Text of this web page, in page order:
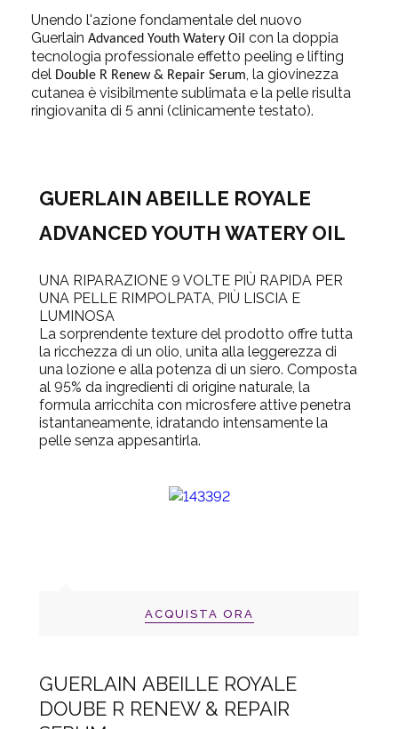
Unendo l'azione fondamentale del nuovo
Guerlain Advanced Youth Watery Oil con la doppia
tecnologia professionale effetto peeling e lifting
del Double R Renew & Repair Serum, la giovinezza
cutanea è visibilmente sublimata e la pelle risulta
ringiovanita di 5 anni (clinicamente testato).
GUERLAIN ABEILLE ROYALE
ADVANCED YOUTH WATERY OIL
UNA RIPARAZIONE 9 VOLTE PIÙ RAPIDA PER
UNA PELLE RIMPOLPATA, PIÙ LISCIA E
LUMINOSA
La sorprendente texture del prodotto offre tutta
la ricchezza di un olio, unita alla leggerezza di
una lozione e alla potenza di un siero. Composta
al 95% da ingredienti di origine naturale, la
formula arricchita con microsfere attive penetra
istantaneamente, idratando intensamente la
pelle senza appesantirla.
ACQUISTA ORA
GUERLAIN ABEILLE ROYALE
DOUBE R RENEW & REPAIR